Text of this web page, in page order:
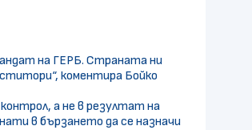
на ГЕРБ. Страната ни
коментира Бойко
а не в резултат на
в бързането да се назначи